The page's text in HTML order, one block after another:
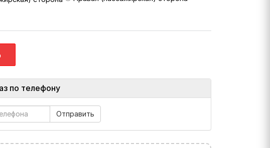
по телефону